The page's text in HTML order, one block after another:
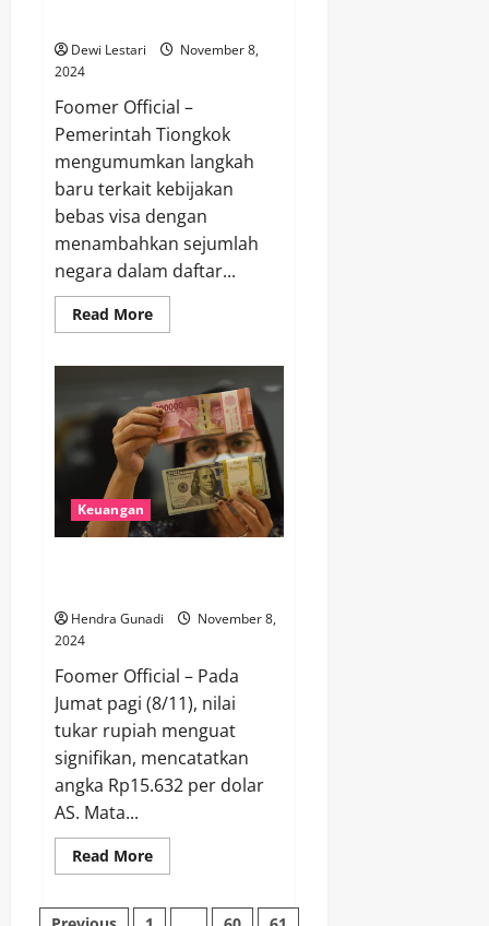
Dewi Lestari
November 8,
2024
Foomer Official –
Pemerintah Tiongkok
mengumumkan langkah
baru terkait kebijakan
bebas visa dengan
menambahkan sejumlah
negara dalam daftar...
Read MoreRead
more
Daftar
Negara
Bebas
Visa
Terbaru,
Bagaimana
Dengan
Nasib
Indonesia?
Keuangan
Hendra Gunadi
November 8,
2024
Foomer Official – Pada
Jumat pagi (8/11), nilai
tukar rupiah menguat
signifikan, mencatatkan
angka Rp15.632 per dolar
AS. Mata...
Read MoreRead
more
Menguat